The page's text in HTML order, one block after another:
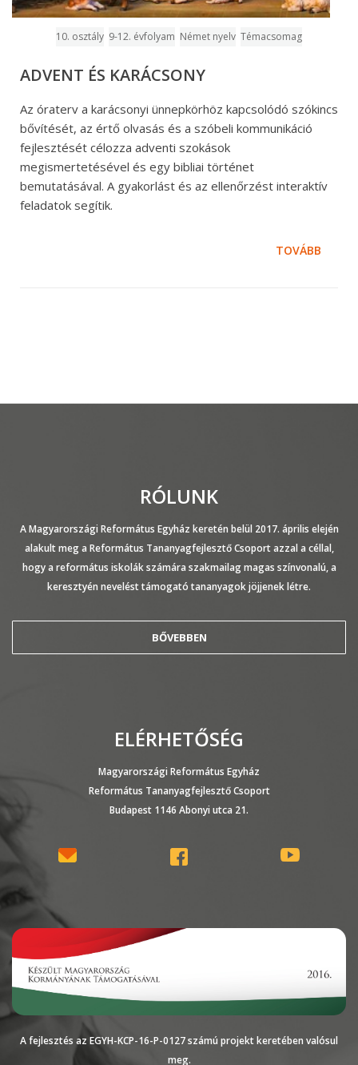
10. osztály 9-12. évfolyam Német nyelv Témacsomag
ADVENT ÉS KARÁCSONY
Az óraterv a karácsonyi ünnepkörhöz kapcsolódó szókincs
bővítését, az értő olvasás és a szóbeli kommunikáció
fejlesztését célozza adventi szokások
megismertetésével és egy bibliai történet
bemutatásával. A gyakorlást és az ellenőrzést interaktív
feladatok segítik.
TOVÁBB
RÓLUNK
A Magyarországi Református Egyház keretén belül 2017. április elején
alakult meg a Református Tananyagfejlesztő Csoport azzal a céllal,
hogy a református iskolák számára szakmailag magas színvonalú, a
keresztyén nevelést támogató tananyagok jöjjenek létre.
BŐVEBBEN
ELÉRHETŐSÉG
Magyarországi Református Egyház
Református Tananyagfejlesztő Csoport
Budapest 1146 Abonyi utca 21.
A fejlesztés az EGYH-KCP-16-P-0127 számú projekt keretében valósul
meg.